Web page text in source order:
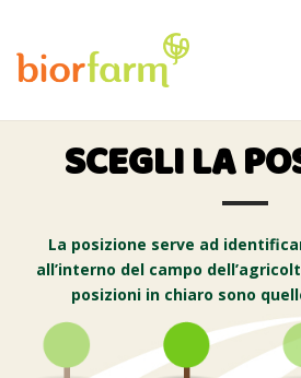
SCEGLI LA
La posizione serve ad
all’interno del campo
posizioni in chiaro sono